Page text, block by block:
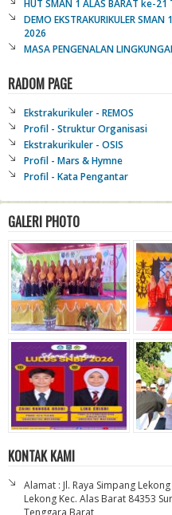
HUT SMAN 1 ALAS BARAT ke-
DEMO EKSTRAKURIKULER
2026
MASA PENGENALAN
RADOM PAGE
Ekstrakurikuler - REMOS
Profil - Struktur Organisasi
Ekstrakurikuler - OSIS
Profil - Mars & Hymne
Profil - Kata Pengantar
GALERI PHOTO
KONTAK KAMI
Alamat : Jl. Raya Simpang
Lekong Kec. Alas Barat 84353
Tenggara Barat